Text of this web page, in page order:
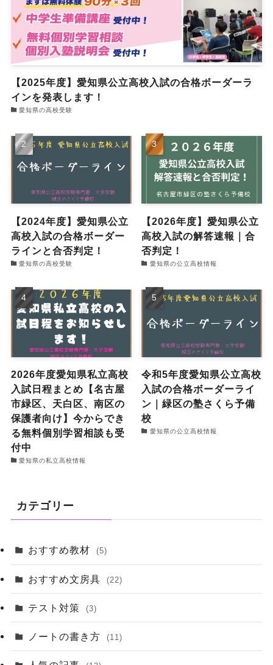
【2025年度】愛知県公立高校入試の合格ボーダーラ
インを発表します！
愛知県の高校受験
【2024年度】愛知県公立
高校入試の合格ボーダー
ラインと合否判定！
愛知県の高校受験
【2026年度】愛知県公立
高校入試の解答速報｜合
否判定！
愛知県の公立高校情報
2026年度愛知県私立高校
入試日程まとめ【名古屋
市緑区、天白区、南区の
保護者向け】今からでき
る無料個別学習相談も受
付中
愛知県の私立高校情報
令和5年度愛知県公立高校
入試の合格ボーダーライ
ン｜緑区の塾さくら予備
校
愛知県の公立高校情報
カテゴリー
おすすめ教材 (5)
おすすめ文房具 (22)
テスト対策 (3)
ノートの書き方 (11)